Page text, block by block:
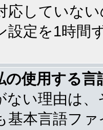
応していな
設定を1時間
の使用する
ない理由は
基本言語フ